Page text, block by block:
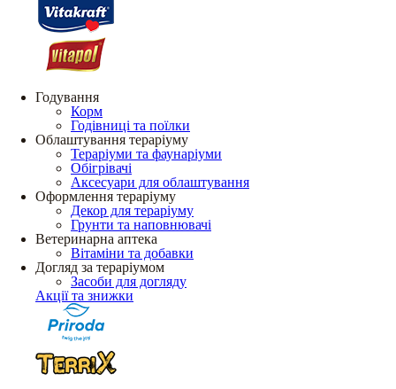
Годування
Корм
Годівниці та поїлки
Облаштування тераріуму
Тераріуми та фаунаріуми
Обігрівачі
Аксесуари для облаштування
Оформлення тераріуму
Декор для тераріуму
Грунти та наповнювачі
Ветеринарна аптека
Вітаміни та добавки
Догляд за тераріумом
Засоби для догляду
Акції та знижки